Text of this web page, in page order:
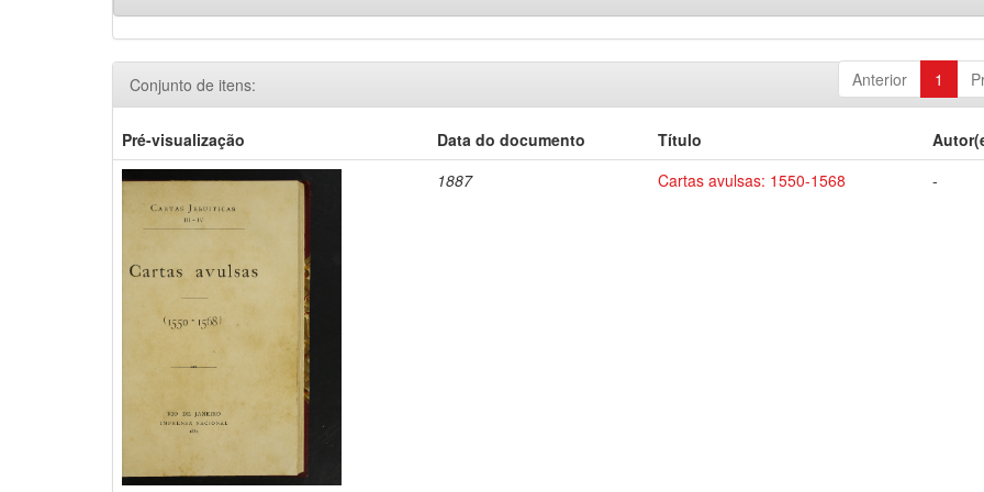
Anterior 1
Conjunto de itens:
Pré-visualização Data do documento Título
1887
Cartas avulsas: 1550-1568 -